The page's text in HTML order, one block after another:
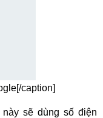
caption]
sẽ dùng số điện